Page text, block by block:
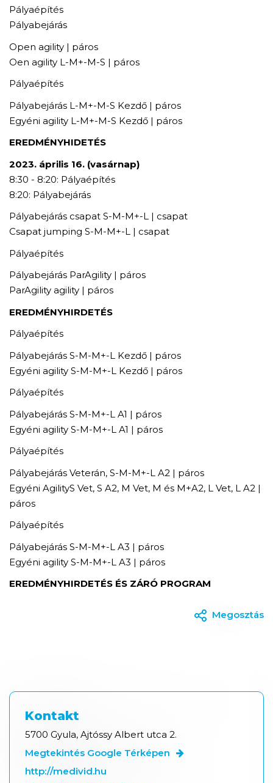
Pályaépítés
Pályabejárás
Open agility | páros
Oen agility L-M+-M-S | páros
Pályaépítés
Pályabejárás L-M+-M-S Kezdő | páros
Egyéni agility L-M+-M-S Kezdő | páros
EREDMÉNYHIDETÉS
2023. április 16. (vasárnap)
8:30 - 8:20: Pályaépítés
8:20: Pályabejárás
Pályabejárás csapat S-M-M+-L | csapat
Csapat jumping S-M-M+-L | csapat
Pályaépítés
Pályabejárás ParAgility | páros
ParAgility agility | páros
EREDMÉNYHIRDETÉS
Pályaépítés
Pályabejárás S-M-M+-L Kezdő | páros
Egyéni agility S-M-M+-L Kezdő | páros
Pályaépítés
Pályabejárás S-M-M+-L A1 | páros
Egyéni agility S-M-M+-L A1 | páros
Pályaépítés
Pályabejárás Veterán, S-M-M+-L A2 | páros
Egyéni AgilityS Vet, S A2, M Vet, M és M+A2, L Vet, L A2 |
páros
Pályaépítés
Pályabejárás S-M-M+-L A3 | páros
Egyéni agility S-M-M+-L A3 | páros
EREDMÉNYHIRDETÉS ÉS ZÁRÓ PROGRAM
Megosztás
Kontakt
5700 Gyula, Ajtóssy Albert utca 2.
Megtekintés Google Térképen
http://medivid.hu